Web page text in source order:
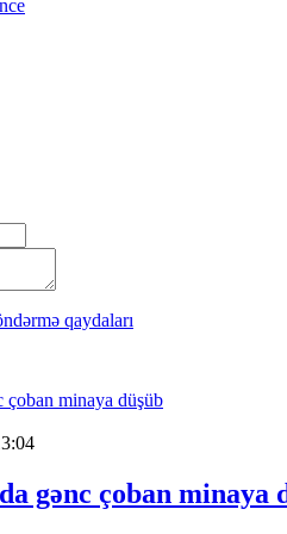
qaydaları
gənc çoban minaya